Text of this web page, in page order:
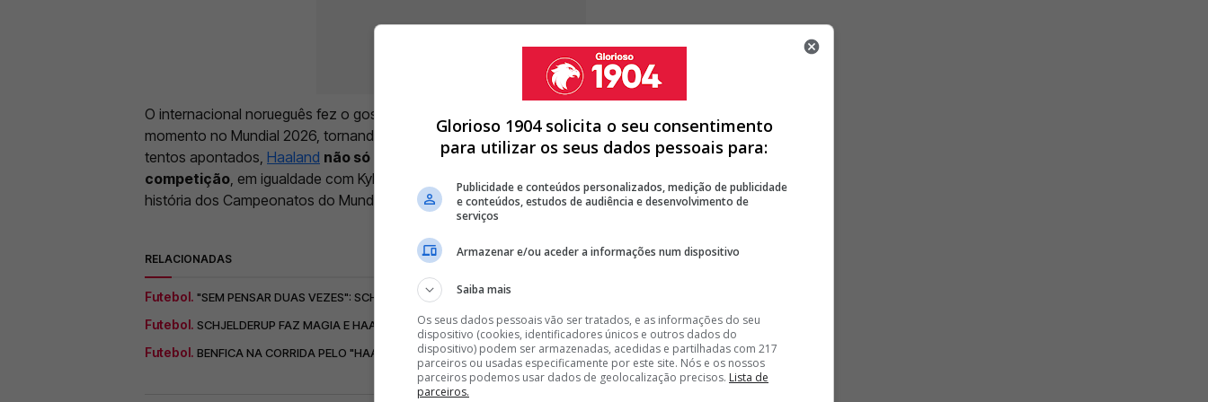
O internacional norueguês fez o gosto ao pé em todos os encontros realizados até ao
momento no Mundial 2026, tornando-se uma das grandes figuras da prova. Com os sete
tentos apontados, Haaland não só lidera a lista dos melhores marcadores da
competição , em igualdade com Kylian Mbappé e Lionel Messi, como alcançou um feito raro na
história dos Campeonatos do Mundo.
RELACIONADAS
Futebol. "SEM PENSAR DUAS VEZES": SCHJELDERUP REVELA SEGREDO DE HAALAND
Futebol. SCHJELDERUP FAZ MAGIA E HAALAND REAGE: "É UMA LOUCURA"
Futebol. BENFICA NA CORRIDA PELO "HAALAND DO EQUADOR”; PORTO TAMBÉM QUER AVANÇADO
< >
Glorioso 1904 solicita o seu consentimento
para utilizar os seus dados pessoais para:
Publicidade e conteúdos personalizados, medição de publicidade
e conteúdos, estudos de audiência e desenvolvimento de
serviços
Armazenar e/ou aceder a informações num dispositivo
Saiba mais
Os seus dados pessoais vão ser tratados, e as informações do seu
dispositivo (cookies, identificadores únicos e outros dados do
dispositivo) podem ser armazenadas, acedidas e partilhadas com 217
parceiros ou usadas especificamente por este site. Nós e os nossos
parceiros podemos usar dados de geolocalização precisos. Lista de
parceiros.